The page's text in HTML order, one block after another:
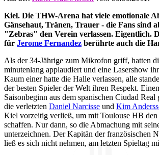
Kiel. Die THW-Arena hat viele emotionale
Gänsehaut, Tränen, Trauer - die Fans sind
"Zebras" den Verein verlassen. Eigentlich.
für Jerome Fernandez berührte auch die
Als der 34-Jährige zum Mikrofon griff, hatten
minutenlang applaudiert und eine Lasershow
Kaum einer hatte die Halle verlassen, alle
der besten Spieler der Welt ihren Respekt.
Saisonbeginn aus dem spanischen Ciudad
die verletzten Daniel Narcisse und Kim
Kiel vorzeitig verließ, um mit Toulouse HB
schaffen. Nur dann, so die Abmachung mit
unterzeichnen. Der Kapitän der französischen
ließ es sich nicht nehmen, am letzten Spieltag